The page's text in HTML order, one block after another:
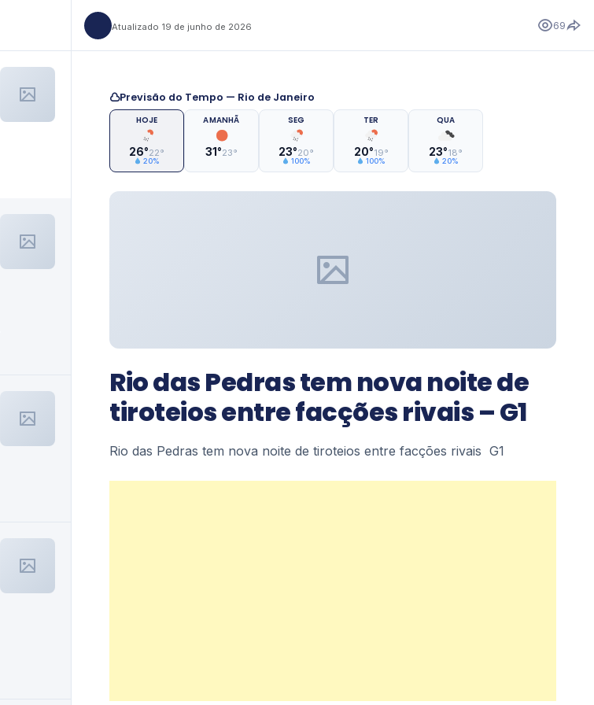
Atualizado 19 de junho de 2026 69
Previsão do Tempo — Rio de Janeiro
HOJE
26°22°
20%
AMANHÃ
31°23°
SEG
23°20°
100%
TER
20°19°
100%
QUA
23°18°
20%
Rio das Pedras tem nova noite de
tiroteios entre facções rivais – G1
Rio das Pedras tem nova noite de tiroteios entre facções rivais G1